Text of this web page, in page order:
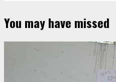
You may have missed